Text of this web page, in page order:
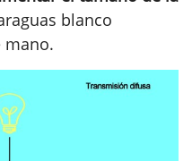
blanco
mano.